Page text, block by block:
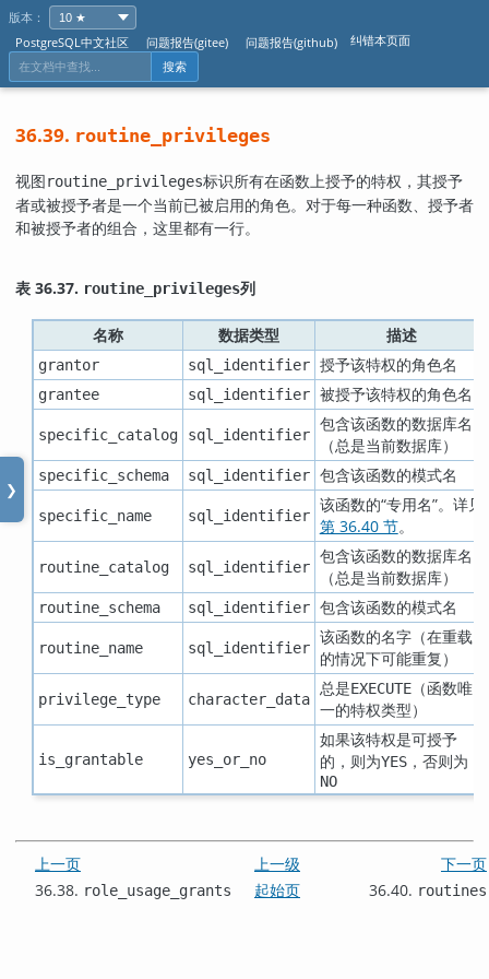
版本：
PostgreSQL中文社区
问题报告(gitee) 问题报告(github) 纠错本页面
搜索
❯
36.39. routine_privileges
视图routine_privileges标识所有在函数上授予的特权，其授予
者或被授予者是一个当前已被启用的角色。对于每一种函数、授予者
和被授予者的组合，这里都有一行。
表 36.37. routine_privileges列
名称 数据类型 描述
grantor sql_identifier 授予该特权的角色名
grantee sql_identifier 被授予该特权的角色名
specific_catalog sql_identifier
包含该函数的数据库名
（总是当前数据库）
specific_schema sql_identifier 包含该函数的模式名
specific_name sql_identifier
该函数的“专用名”。详见
第 36.40 节。
routine_catalog sql_identifier
包含该函数的数据库名
（总是当前数据库）
routine_schema sql_identifier 包含该函数的模式名
routine_name sql_identifier
该函数的名字（在重载
的情况下可能重复）
privilege_type character_data
总是EXECUTE（函数唯
一的特权类型）
is_grantable yes_or_no
如果该特权是可授予
的，则为YES，否则为
NO
上一页 上一级
下一页
36.38. role_usage_grants 起始页 36.40. routines